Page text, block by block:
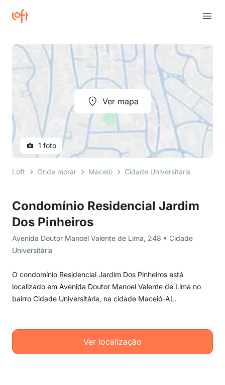
Condomínio Residencial Jardim
Dos Pinheiros
Avenida Doutor Manoel Valente de Lima, 248 • Cidade
Universitária
O condomínio Residencial Jardim Dos Pinheiros está
localizado em Avenida Doutor Manoel Valente de Lima no
bairro Cidade Universitária, na cidade Maceió-AL.
Ver localização
Ver mapa
1 foto
Loft Onde morar Maceió Cidade Universitária